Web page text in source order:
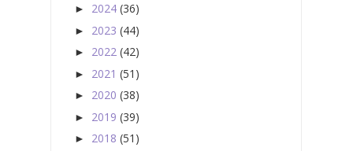
► 2024 (36)
► 2023 (44)
► 2022 (42)
► 2021 (51)
► 2020 (38)
► 2019 (39)
► 2018 (51)